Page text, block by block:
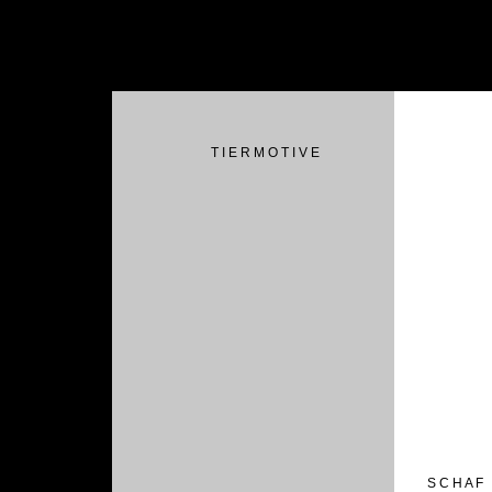
T I E R M O T I V E
S C H A F